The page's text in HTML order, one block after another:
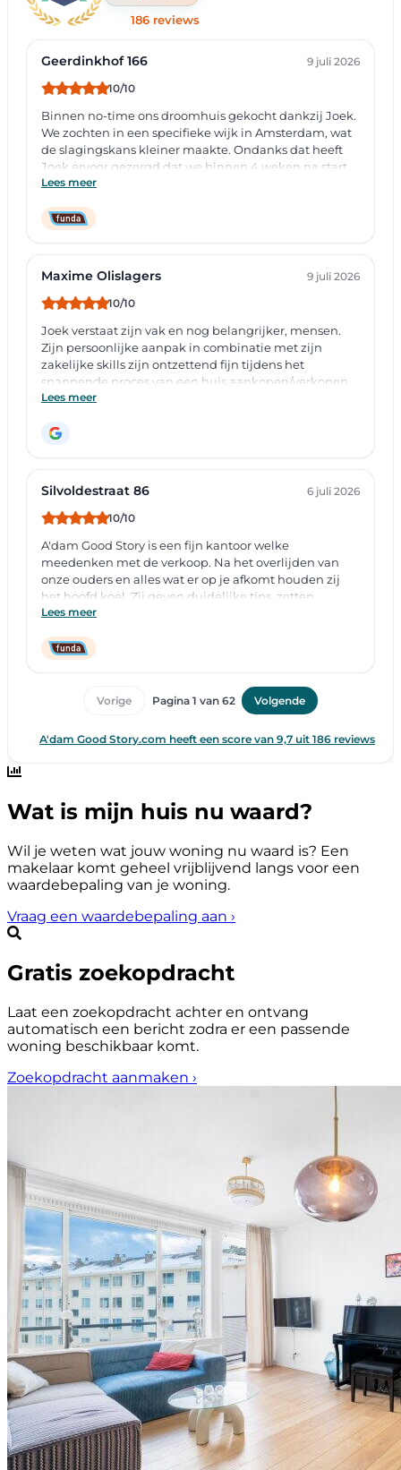
Wat is mijn huis nu waard?
Wil je weten wat jouw woning nu waard is? Een
makelaar komt geheel vrijblijvend langs voor een
waardebepaling van je woning.
Vraag een waardebepaling aan ›
Gratis zoekopdracht
Laat een zoekopdracht achter en ontvang
automatisch een bericht zodra er een passende
woning beschikbaar komt.
Zoekopdracht aanmaken ›